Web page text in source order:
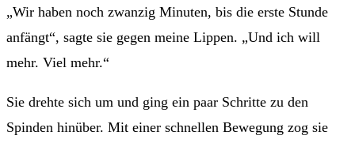
„Wir haben noch zwanzig Minuten, bis die erste Stunde
anfängt“, sagte sie gegen meine Lippen. „Und ich will
mehr. Viel mehr.“
Sie drehte sich um und ging ein paar Schritte zu den
Spinden hinüber. Mit einer schnellen Bewegung zog sie